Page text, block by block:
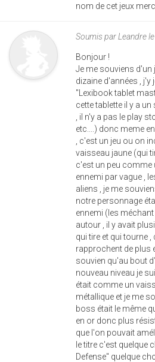
nom de cet jeux
Soumis parLeandre
Bonjour !
Je me souviens d'un
dizaine d'années ,
"Lexibook tablet
cette tablette il y a
, il n'y a pas le play
etc....) donc meme
, c'est un jeu ou on
vaisseau jaune (qui
c'est un peu comme
ennemi par vague ,
aliens , je me
notre personnage
ennemi (les
autour , il y avait
qui tire et qui tourne
rapprochent de plus
souvien qu'au bout
nouveau niveau je
était comme un
métallique et je me
boss était le même
en or donc plus
que l'on pouvait
le titre c'est quelque
Defense" quelque